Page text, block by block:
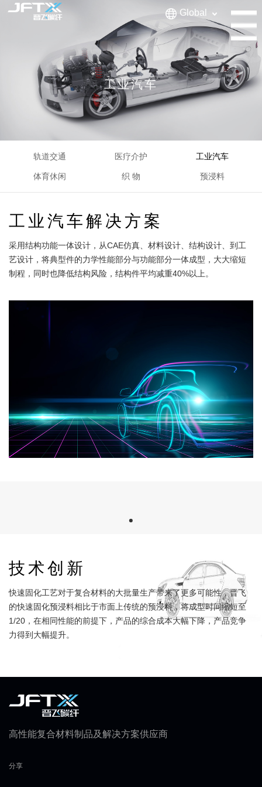
Global
工业汽车
轨道交通 医疗介护 工业汽车
体育休闲 织 物 预浸料
工业汽车解决方案
采用结构功能一体设计，从CAE仿真、材料设计、结构设计、到工
艺设计，将典型件的力学性能部分与功能部分一体成型，大大缩短
制程，同时也降低结构风险，结构件平均减重40%以上。
技术创新
快速固化工艺对于复合材料的大批量生产带来了更多可能性，晋飞
的快速固化预浸料相比于市面上传统的预浸料，将成型时间缩短至
1/20，在相同性能的前提下，产品的综合成本大幅下降，产品竞争
力得到大幅提升。
高性能复合材料制品及解决方案供应商
分享